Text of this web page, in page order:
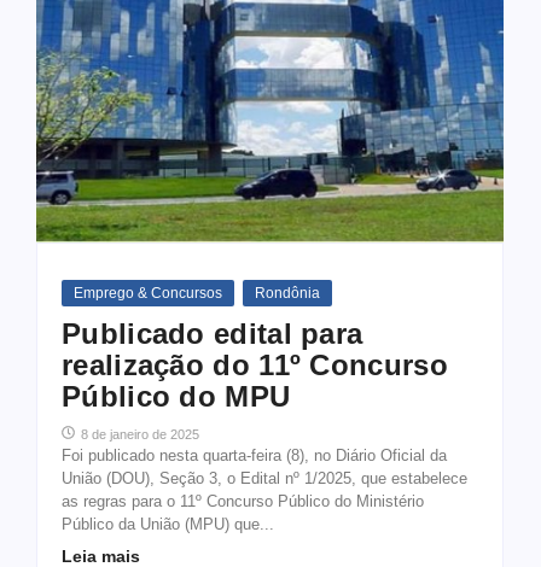
Emprego & Concursos Rondônia
Publicado edital para
realização do 11º Concurso
Público do MPU
8 de janeiro de 2025
Foi publicado nesta quarta-feira (8), no Diário Oficial da
União (DOU), Seção 3, o Edital nº 1/2025, que estabelece
as regras para o 11º Concurso Público do Ministério
Público da União (MPU) que...
Leia mais